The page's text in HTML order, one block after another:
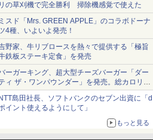
の草刈機で完全勝利 掃除機感覚で使えた
スド「Mrs. GREEN APPLE」のコラボドーナ
4種、いよいよ発売！
野家、牛リブロースを熱々で提供する「極旨
鉄板ステーキ定食」を発売
ーガーキング、超大型チーズバーガー「ダー
ィ ザ・ワンパウンダー」を発売。総カロリー
1656kcal、総重量約527g！
島田社長、ソフトバンクのセブン出資に「d
イント使えるようにして」
もっと見る